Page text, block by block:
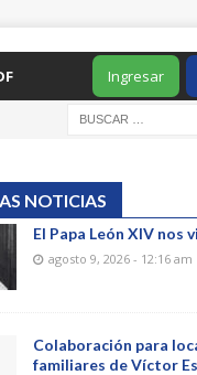
Ingresar
NOTICIAS
El Papa León XIV nos
agosto 9, 2026 - 12:16 am
Colaboración para
familiares de Víctor